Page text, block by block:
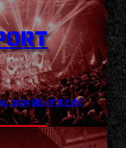
2024 速レポまとめ！
MORE >